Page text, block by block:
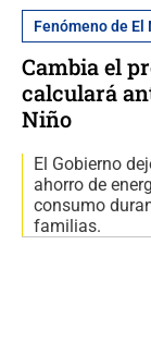
Fenómeno de El
Cambia el
calculará
Niño
El Gobierno
ahorro de
consumo
familias.